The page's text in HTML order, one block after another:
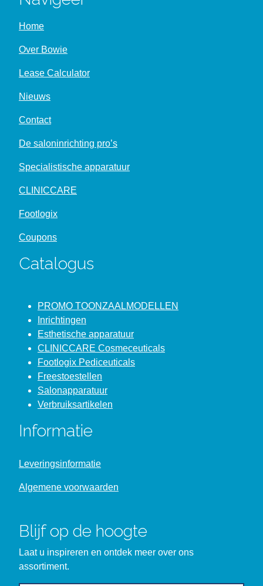
Home
Over Bowie
Lease Calculator
Nieuws
Contact
De saloninrichting pro’s
Specialistische apparatuur
CLINICCARE
Footlogix
Coupons
Catalogus
PROMO TOONZAALMODELLEN
Inrichtingen
Esthetische apparatuur
CLINICCARE Cosmeceuticals
Footlogix Pediceuticals
Freestoestellen
Salonapparatuur
Verbruiksartikelen
Informatie
Leveringsinformatie
Algemene voorwaarden
Blijf op de hoogte
Laat u inspireren en ontdek meer over ons
assortiment.